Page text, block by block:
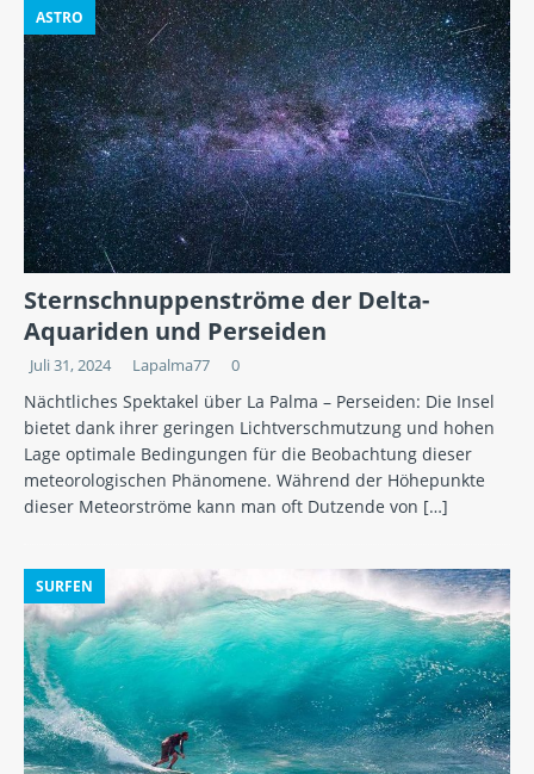
ASTRO
Sternschnuppenströme der Delta-
Aquariden und Perseiden
Juli 31, 2024 Lapalma77 0
Nächtliches Spektakel über La Palma – Perseiden: Die Insel
bietet dank ihrer geringen Lichtverschmutzung und hohen
Lage optimale Bedingungen für die Beobachtung dieser
meteorologischen Phänomene. Während der Höhepunkte
dieser Meteorströme kann man oft Dutzende von […]
SURFEN